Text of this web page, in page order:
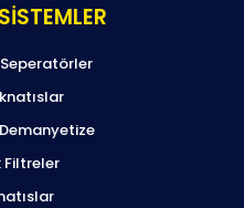
Seperatörler
Filtreler